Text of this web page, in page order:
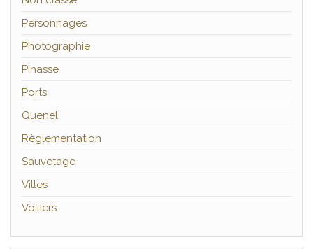
Personnages
Photographie
Pinasse
Ports
Quenel
Règlementation
Sauvetage
Villes
Voiliers